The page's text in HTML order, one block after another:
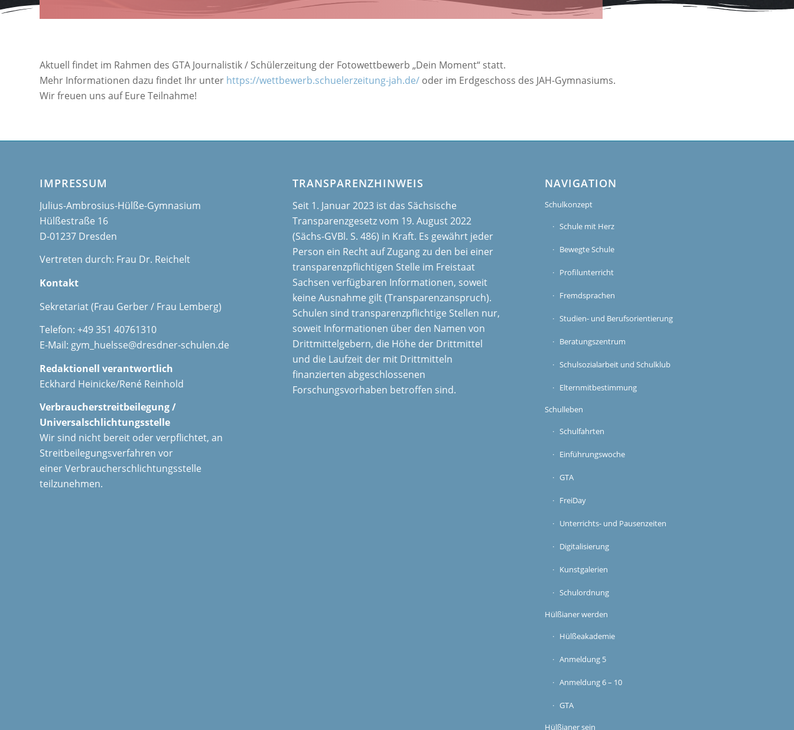
Aktuell findet im Rahmen des GTA Journalistik / Schülerzeitung der Fotowettbewerb „Dein Moment“ statt.
Mehr Informationen dazu findet Ihr unter https://wettbewerb.schuelerzeitung-jah.de/ oder im Erdgeschoss des JAH-Gymnasiums.
Wir freuen uns auf Eure Teilnahme!
IMPRESSUM
Julius-Ambrosius-Hülße-Gymnasium
Hülßestraße 16
D-01237 Dresden
Vertreten durch: Frau Dr. Reichelt
Kontakt
Sekretariat (Frau Gerber / Frau Lemberg)
Telefon: +49 351 40761310
E-Mail: gym_huelsse@dresdner-schulen.de
Redaktionell verantwortlich
Eckhard Heinicke/René Reinhold
Verbraucherstreitbeilegung /
Universalschlichtungsstelle
Wir sind nicht bereit oder verpflichtet, an
Streitbeilegungsverfahren vor
einer Verbraucherschlichtungsstelle
teilzunehmen.
TRANSPARENZHINWEIS
Seit 1. Januar 2023 ist das Sächsische
Transparenzgesetz vom 19. August 2022
(Sächs-GVBl. S. 486) in Kraft. Es gewährt jeder
Person ein Recht auf Zugang zu den bei einer
transparenzpflichtigen Stelle im Freistaat
Sachsen verfügbaren Informationen, soweit
keine Ausnahme gilt (Transparenzanspruch).
Schulen sind transparenzpflichtige Stellen nur,
soweit Informationen über den Namen von
Drittmittelgebern, die Höhe der Drittmittel
und die Laufzeit der mit Drittmitteln
finanzierten abgeschlossenen
Forschungsvorhaben betroffen sind.
NAVIGATION
Schulkonzept
Schule mit Herz
Bewegte Schule
Profilunterricht
Fremdsprachen
Studien- und Berufsorientierung
Beratungszentrum
Schulsozialarbeit und Schulklub
Elternmitbestimmung
Schulleben
Schulfahrten
Einführungswoche
GTA
FreiDay
Unterrichts- und Pausenzeiten
Digitalisierung
Kunstgalerien
Schulordnung
Hülßianer werden
Hülßeakademie
Anmeldung 5
Anmeldung 6 – 10
GTA
Hülßianer sein